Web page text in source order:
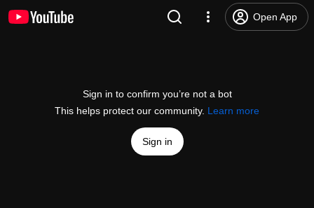
Open App
Sign in to confirm you’re not a bot
This helps protect our community. Learn more
Sign in